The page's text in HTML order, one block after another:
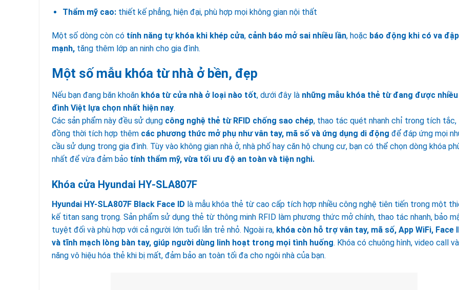
Thẩm mỹ cao:thiết kế phẳng, hiện đại, phù hợp mọi không gian nội thất
Một số dòng còn có tính năng tự khóa khi khép cửa, cảnh báo mở sai nhiều lần, hoặc báo động khi có va đập
mạnh, tăng thêm lớp an ninh cho gia đình.
Một số mẫu khóa từ nhà ở bền, đẹp
Nếu bạn đang băn khoăn khóa từ cửa nhà ở loại nào tốt, dưới đây là những mẫu khóa thẻ từ đang được
đình Việt lựa chọn nhất hiện nay.
Các sản phẩm này đều sử dụng công nghệ thẻ từ RFID chống sao chép, thao tác quét nhanh chỉ trong tích tắc,
đồng thời tích hợp thêm các phương thức mở phụ như vân tay, mã số và ứng dụng di động để đáp ứng mọi
cầu sử dụng trong gia đình. Tùy vào không gian nhà ở, nhà phố hay căn hộ chung cư, bạn có thể chọn dòng khóa
nhất để vừa đảm bảo tính thẩm mỹ, vừa tối ưu độ an toàn và tiện nghi.
Khóa cửa Hyundai HY-SLA807F
Hyundai HY-SLA807F Black Face ID là mẫu khóa thẻ từ cao cấp tích hợp nhiều công nghệ tiên tiến trong một
kế titan sang trọng. Sản phẩm sử dụng thẻ từ thông minh RFID làm phương thức mở chính, thao tác nhanh, bảo
tuyệt đối và phù hợp với cả người lớn tuổi lẫn trẻ nhỏ. Ngoài ra, khóa còn hỗ trợ vân tay, mã số, App WiFi, Face
và tĩnh mạch lòng bàn tay, giúp người dùng linh hoạt trong mọi tình huống. Khóa có chuông hình, video call
năng vô hiệu hóa thẻ khi bị mất, đảm bảo an toàn tối đa cho ngôi nhà của bạn.